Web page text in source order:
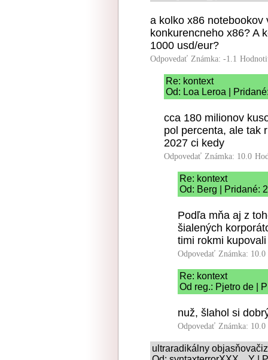
a kolko x86 notebookov
konkurencneho x86? A
1000 usd/eur?
Odpovedať Známka: -1.1
Re: kontext
Od: Loa Leroa |
cca 180 milionov
pol percenta, ale tak
2027 ci kedy
Odpovedať Známka: 10.0
Re: kontext
Od: Berg | Pridané:
Podľa mňa aj z
šialených
timi rokmi
Odpovedať Známka: 10.0
Re: kontext
Od reg.: Pjetro de |
nuž, šlahol si
Odpovedať Známka: 10.0
ultraradikálny